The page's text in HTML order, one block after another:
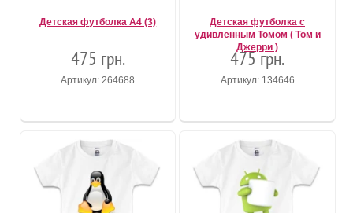
Детская футболка А4 (3)
475 грн.
Артикул: 264688
Детская футболка с
удивленным Томом ( Том и
Джерри )
475 грн.
Артикул: 134646